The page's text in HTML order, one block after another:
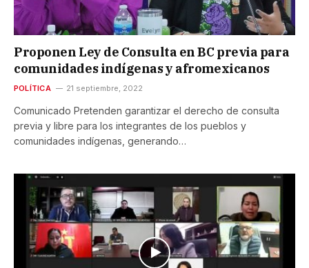
Proponen Ley de Consulta en BC previa para
comunidades indígenas y afromexicanos
POLÍTICA 21 septiembre, 2022
Comunicado Pretenden garantizar el derecho de consulta
previa y libre para los integrantes de los pueblos y
comunidades indígenas, generando…